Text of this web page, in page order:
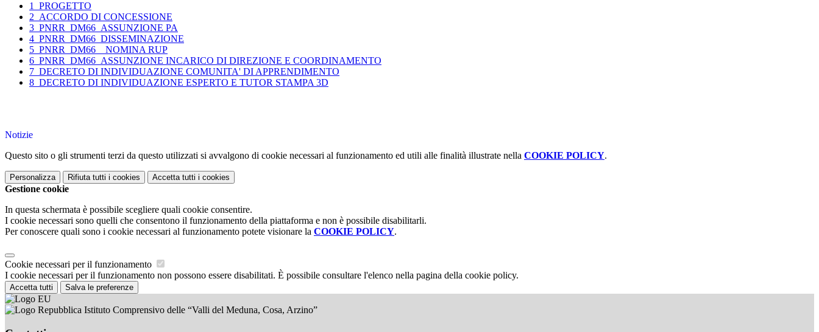
1_PROGETTO
2_ACCORDO DI CONCESSIONE
3_PNRR_DM66_ASSUNZIONE PA
4_PNRR_DM66_DISSEMINAZIONE
5_PNRR_DM66__NOMINA RUP
6_PNRR_DM66_ASSUNZIONE INCARICO DI DIREZIONE E COORDINAMENTO
7_DECRETO DI INDIVIDUAZIONE COMUNITA' DI APPRENDIMENTO
8_DECRETO DI INDIVIDUAZIONE ESPERTO E TUTOR STAMPA 3D
Notizie
Questo sito o gli strumenti terzi da questo utilizzati si avvalgono di cookie necessari al funzionamento ed utili alle finalità illustrate nella COOKIE POLICY.
Personalizza Rifiuta tutti i cookies Accetta tutti i cookies
Gestione cookie
In questa schermata è possibile scegliere quali cookie consentire.
I cookie necessari sono quelli che consentono il funzionamento della piattaforma e non è possibile disabilitarli.
Per conoscere quali sono i cookie necessari al funzionamento potete visionare la COOKIE POLICY.
Cookie necessari per il funzionamento
I cookie necessari per il funzionamento non possono essere disabilitati. È possibile consultare l'elenco nella pagina della cookie policy.
Accetta tutti Salva le preferenze
Istituto Comprensivo delle “Valli del Meduna, Cosa, Arzino”